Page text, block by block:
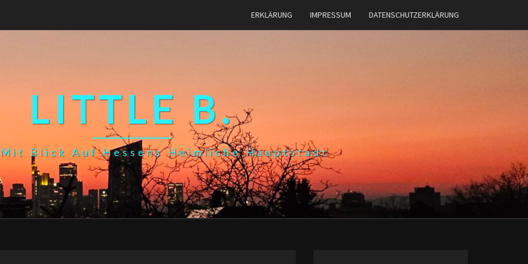
ERKLÄRUNG IMPRESSUM DATENSCHUTZERKLÄRUNG
LITTLE B.
Blick Auf Hessens Heimliche Hauptstadt